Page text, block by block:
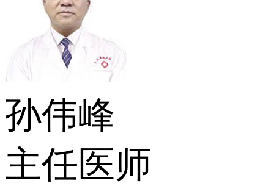
孙伟峰
主任医师